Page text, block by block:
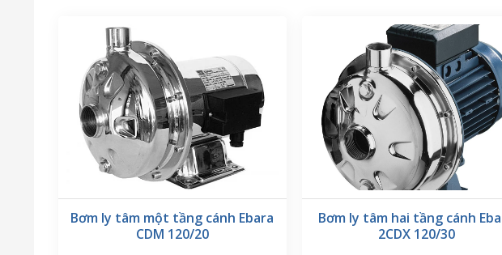
Bơm ly tâm một tầng cánh Ebara
CDM 120/20
Bơm ly tâm hai tầng cánh
2CDX 120/30